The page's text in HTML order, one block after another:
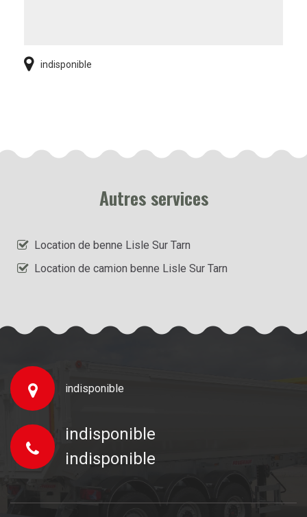
indisponible
Autres services
Location de benne Lisle Sur Tarn
Location de camion benne Lisle Sur Tarn
indisponible
indisponible
indisponible